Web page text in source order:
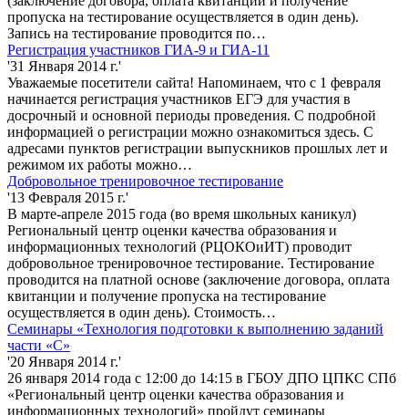
пропуска на тестирование осуществляется в один день).
Запись на тестирование проводится по…
Регистрация участников ГИА-9 и ГИА-11
'31 Января 2014 г.'
Уважаемые посетители сайта! Напоминаем, что с 1 февраля
начинается регистрация участников ЕГЭ для участия в
досрочный и основной периоды проведения. С подробной
информацией о регистрации можно ознакомиться здесь. С
адресами пунктов регистрации выпускников прошлых лет и
режимом их работы можно…
Добровольное тренировочное тестирование
'13 Февраля 2015 г.'
В марте-апреле 2015 года (во время школьных каникул)
Региональный центр оценки качества образования и
информационных технологий (РЦОКОиИТ) проводит
добровольное тренировочное тестирование. Тестирование
проводится на платной основе (заключение договора, оплата
квитанции и получение пропуска на тестирование
осуществляется в один день). Стоимость…
Семинары «Технология подготовки к выполнению заданий
части «С»
'20 Января 2014 г.'
26 января 2014 года с 12:00 до 14:15 в ГБОУ ДПО ЦПКС СПб
«Региональный центр оценки качества образования и
информационных технологий» пройдут семинары